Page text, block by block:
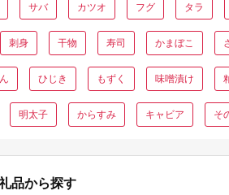
サバ カツオ フグ タラ
刺身 干物 寿司 かまぼこ
ひじき もずく 味噌漬け
明太子 からすみ キャビア そ
品から探す